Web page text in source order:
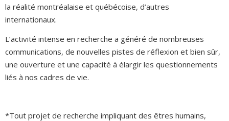
la réalité montréalaise et québécoise, d’autres
internationaux.
L’activité intense en recherche a généré de nombreuses
communications, de nouvelles pistes de réflexion et bien sûr,
une ouverture et une capacité à élargir les questionnements
liés à nos cadres de vie.
*Tout projet de recherche impliquant des êtres humains,